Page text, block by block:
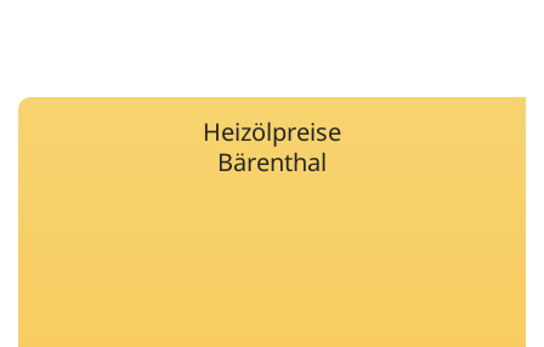
Heizölpreise
Bärenthal